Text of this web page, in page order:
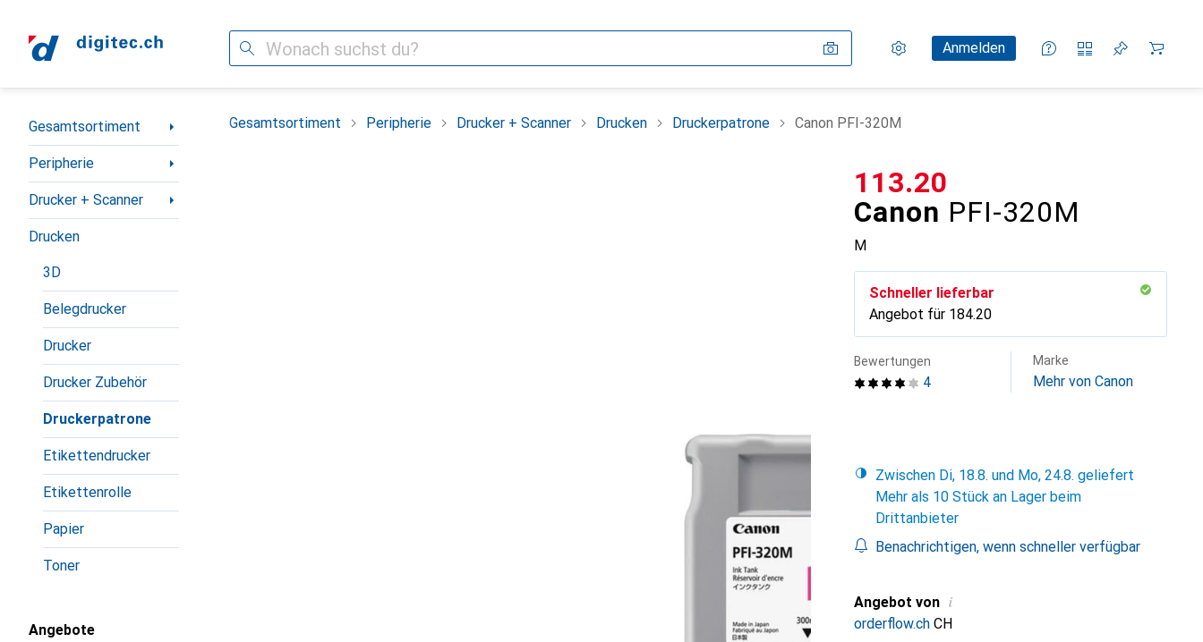
Suche Einstellungen
KundenkontoAnmelden
Vergleichslisten
Merklisten
Warenkorb
Navigation nach Kategorien
Gesamtsortiment
Peripherie
Drucker + Scanner
Drucken
3D
Belegdrucker
Drucker
Drucker Zubehör
Druckerpatrone
Etikettendrucker
Etikettenrolle
Papier
Toner
Angebote
Gesamtsortiment Peripherie Drucker + Scanner Drucken Druckerpatrone Canon PFI-320M
Canon PFI-320M
M
CHF
113.20
Schneller lieferbar
Angebot für CHF
184.20
4
Bewertungen Marke
Mehr von Canon
Zwischen Di, 18.8. und Mo, 24.8. geliefert
Mehr als 10 Stück an Lager beim
Drittanbieter
Benachrichtigen, wenn schneller verfügbar
Angebot von i
orderflow.ch CH